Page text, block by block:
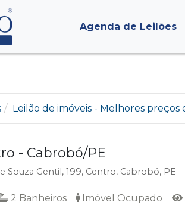
Agenda de Leilões
Leilão de imóveis - Melhores preços
- Cabrobó/PE
Souza Gentil, 199, Centro, Cabrobó, PE
2 Banheiros Imóvel Ocupado